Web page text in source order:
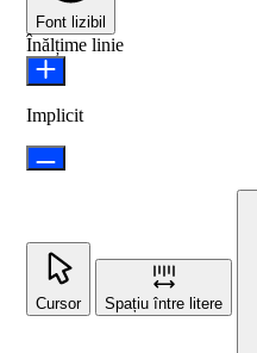
Font lizibil
Înălțime linie
Implicit
Cursor Spațiu între litere